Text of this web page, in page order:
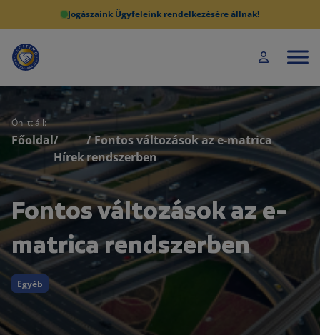
Jogászaink Ügyfeleink rendelkezésére állnak!
Ön itt áll:
Főoldal/
Hírek
/ Fontos változások az e-matrica
rendszerben
Fontos változások az e-
matrica rendszerben
Egyéb